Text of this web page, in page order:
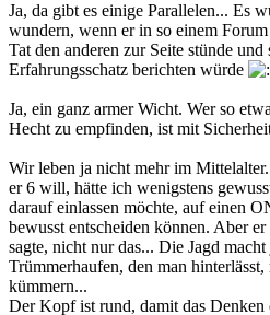
Ja, da gibt es einige Parallelen... Es
wundern, wenn er in so einem
Tat den anderen zur Seite stünde und
Erfahrungsschatz berichten würde
Ja, ein ganz armer Wicht. Wer so
Hecht zu empfinden, ist mit
Wir leben ja nicht mehr im
er 6 will, hätte ich wenigstens
darauf einlassen möchte, auf einen
bewusst entscheiden können. Aber
sagte, nicht nur das... Die Jagd
Trümmerhaufen, den man
kümmern...
Der Kopf ist rund, damit das Denken